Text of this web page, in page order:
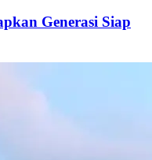
Generasi Siap